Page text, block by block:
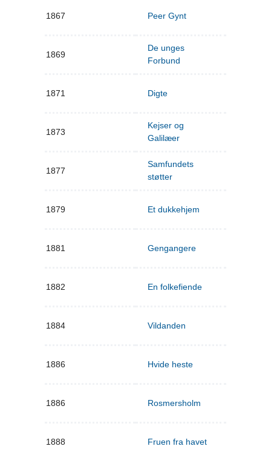
1867 Peer Gynt
1869
De unges
Forbund
1871 Digte
1873
Kejser og
Galilæer
1877
Samfundets
støtter
1879 Et dukkehjem
1881 Gengangere
1882 En folkefiende
1884 Vildanden
1886 Hvide heste
1886 Rosmersholm
1888 Fruen fra havet